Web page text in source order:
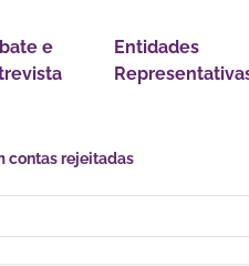
e
Entidades
Doenças Raras é Medida de